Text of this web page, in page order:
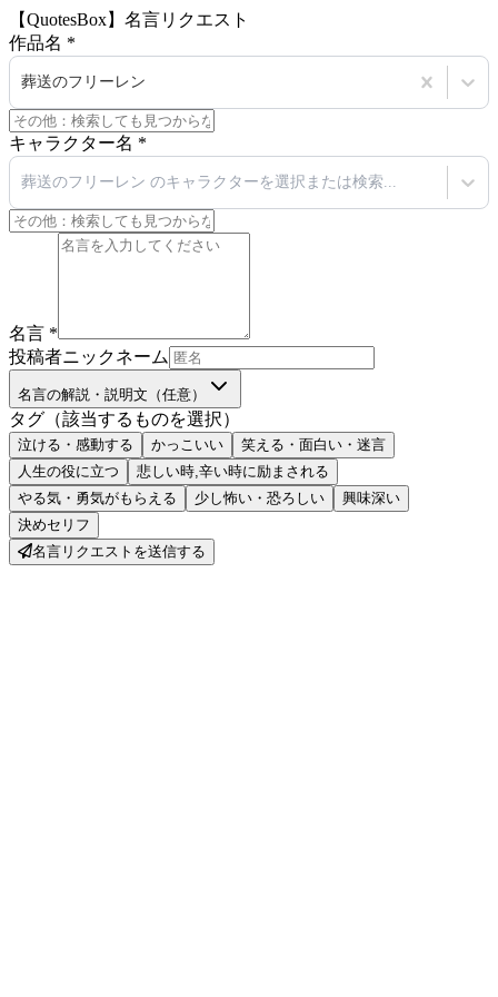
【QuotesBox】名言リクエスト
作品名 *
葬送のフリーレン
キャラクター名 *
葬送のフリーレン のキャラクターを選択または検索...
名言 *
投稿者ニックネーム
名言の解説・説明文（任意）
タグ（該当するものを選択）
泣ける・感動する かっこいい
笑える・面白い・迷言
人生の役に立つ
悲しい時,辛い時に励まされる
やる気・勇気がもらえる
少し怖い・恐ろしい
興味深い
決めセリフ
名言リクエストを送信する